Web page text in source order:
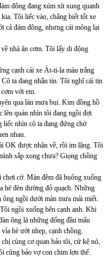
đông đang xúm xít xung quanh
Tôi liếc vào, chẳng biết tốt xe
cả đám đông, nhưng cái mông lại
nhà ăn cơm. Tôi lấy di động
cạnh cái xe Át-ti-la màu trắng
ta đang nhắn tin. Tôi nghĩ cái tin
với em.
qua làn mưa bụi. Kim đồng hồ
lên quán nhìn tôi đang ngồi đợi
liếc nhìn cô ta đang đứng chờ
nhau.
OK được nhận về, rồi im lặng. Tôi
sắp xong chưa? Giọng chồng
cờ. Màn đêm đã buông xuống
hè đèn đường đỏ quạch. Những
ngồi dưới màn mưa mải miết.
ngồi xuống bên cạnh anh. Khi
ông là những đống đầu mẩu
hè ướt nhẹp, cạnh chồng.
cùng cơ quan bảo tôi, cứ kệ nó,
cũng bảo vợ con chim lợn thế.